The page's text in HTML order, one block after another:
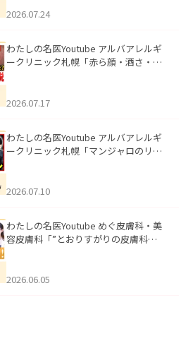
た。
2026.07.24
わたしの名医Youtube アルバアレルギ
ークリニック札幌「赤ら顔・酒さ・ニ
した。
2026.07.17
わたしの名医Youtube アルバアレルギ
ークリニック札幌「マンジャロのリア
た。
2026.07.10
わたしの名医Youtube めぐ皮膚科・美
容皮膚科「”とおりすがりの皮膚科
2026.06.05